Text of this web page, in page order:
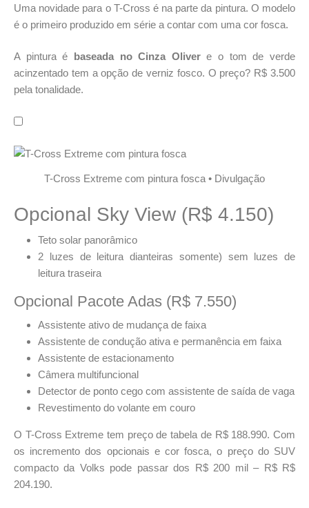
Uma novidade para o T-Cross é na parte da pintura. O modelo
é o primeiro produzido em série a contar com uma cor fosca.
A pintura é baseada no Cinza Olivere o tom de verde
acinzentado tem a opção de verniz fosco. O preço? R$ 3.500
pela tonalidade.
T-Cross Extreme com pintura fosca • Divulgação
Opcional Sky View (R$ 4.150)
Teto solar panorâmico
2 luzes de leitura dianteiras somente) sem luzes de
leitura traseira
Opcional Pacote Adas (R$ 7.550)
Assistente ativo de mudança de faixa
Assistente de condução ativa e permanência em faixa
Assistente de estacionamento
Câmera multifuncional
Detector de ponto cego com assistente de saída de vaga
Revestimento do volante em couro
O T-Cross Extreme tem preço de tabela de R$ 188.990. Com
os incremento dos opcionais e cor fosca, o preço do SUV
compacto da Volks pode passar dos R$ 200 mil – R$ R$
204.190.